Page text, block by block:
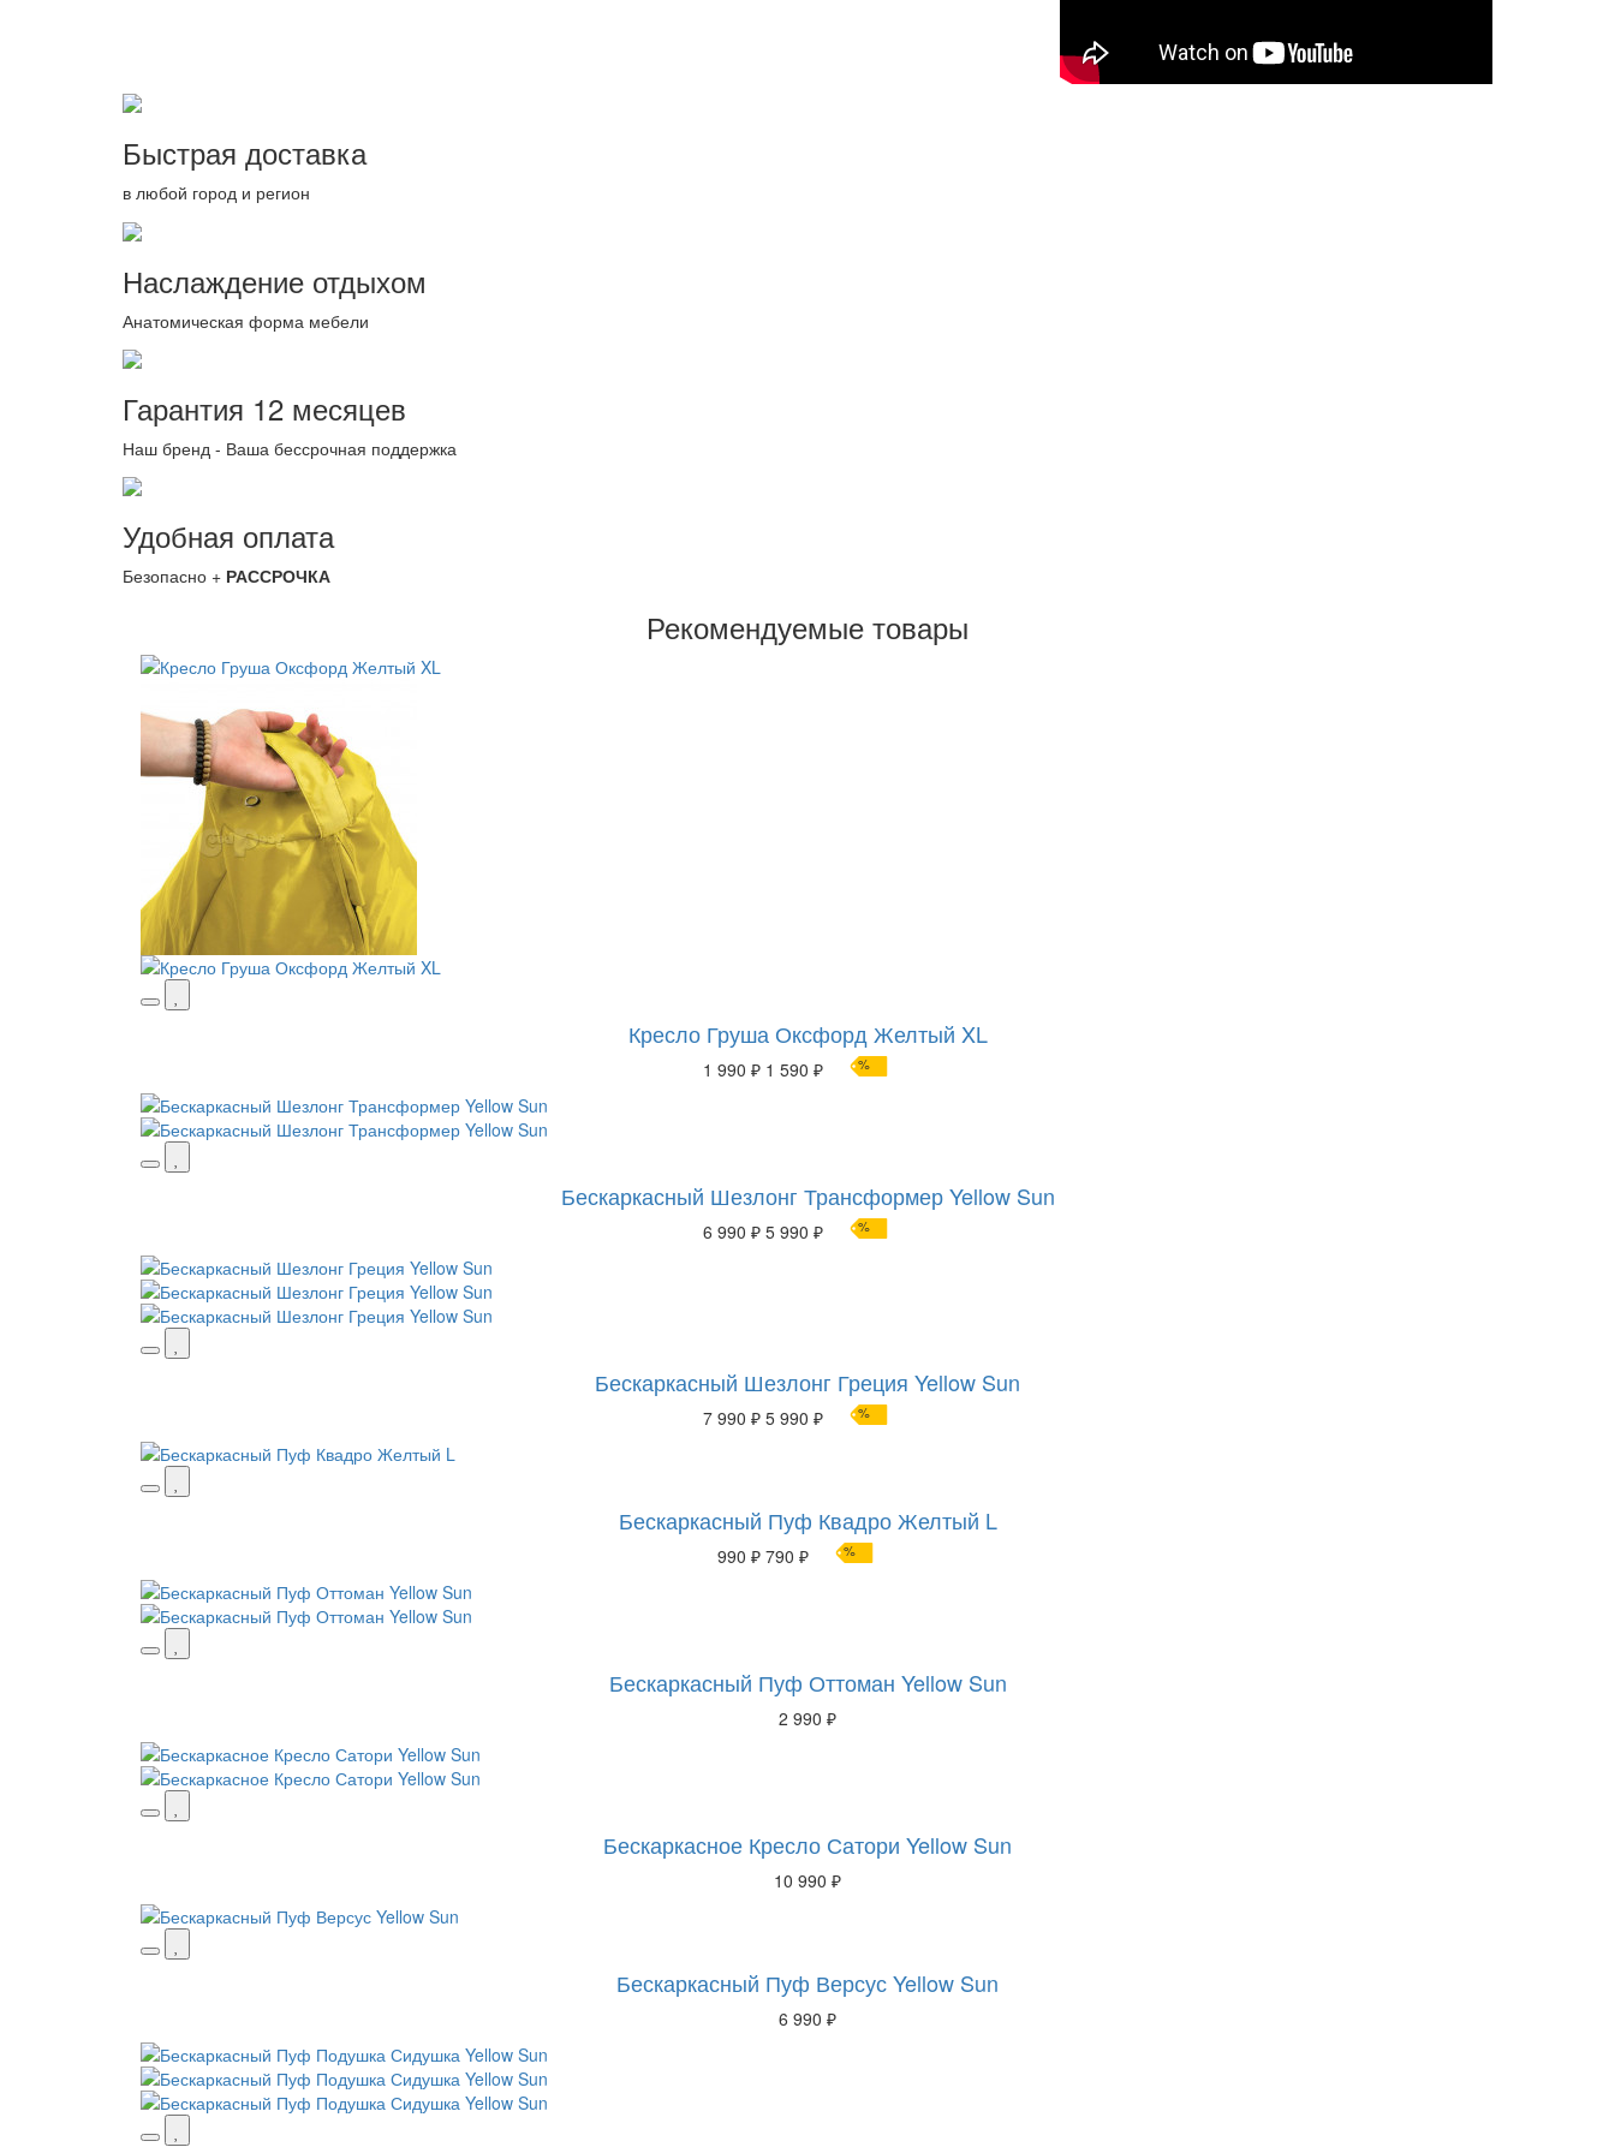
Быстрая доставка
в любой город и регион
Наслаждение отдыхом
Анатомическая форма мебели
Гарантия 12 месяцев
Наш бренд - Ваша бессрочная поддержка
Удобная оплата
Безопасно + РАССРОЧКА
Рекомендуемые товары
Кресло Груша Оксфорд Желтый XL
1 990 ₽ 1 590 ₽ %
Бескаркасный Шезлонг Трансформер Yellow Sun
6 990 ₽ 5 990 ₽ %
Бескаркасный Шезлонг Греция Yellow Sun
7 990 ₽ 5 990 ₽ %
Бескаркасный Пуф Квадро Желтый L
990 ₽ 790 ₽ %
Бескаркасный Пуф Оттоман Yellow Sun
2 990 ₽
Бескаркасное Кресло Сатори Yellow Sun
10 990 ₽
Бескаркасный Пуф Версус Yellow Sun
6 990 ₽